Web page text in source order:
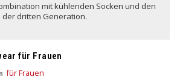
mit kühlenden Socken und den
der dritten Generation.
für Frauen